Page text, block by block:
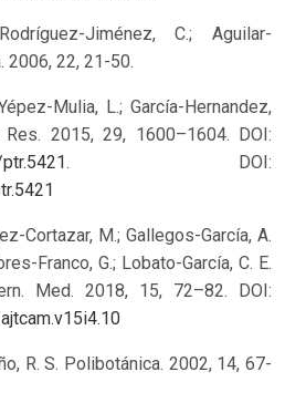
Jiménez, C.; Aguilar-
2006, 22, 21-50.
Mulia, L.; García-Hernandez,
Res. 2015, 29, 1600–1604. DOI:
. DOI:
Cortazar, M.; Gallegos-García, A.
Franco, G.; Lobato-García, C. E.
Med. 2018, 15, 72–82. DOI:
R. S. Polibotánica. 2002, 14, 67-